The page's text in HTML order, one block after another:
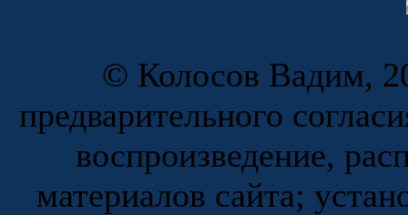
© Колосов Вадим,
предварительного
воспроизведение,
материалов сайта;